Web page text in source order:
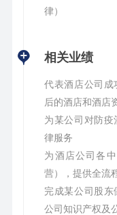
律）
相关业绩
代表酒店公司成
后的酒店和酒店
为某公司对防疫
律服务
为酒店公司各
营），提供全流
完成某公司股东
公司知识产权及